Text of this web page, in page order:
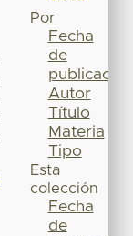
Por
Fecha
de
publicación
Autor
Título
Materia
Tipo
Esta
colección
Fecha
de